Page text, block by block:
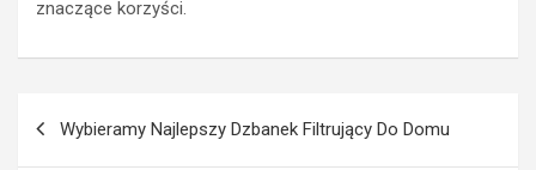
znaczące korzyści.
wpisu
Wybieramy Najlepszy Dzbanek Filtrujący Do Domu